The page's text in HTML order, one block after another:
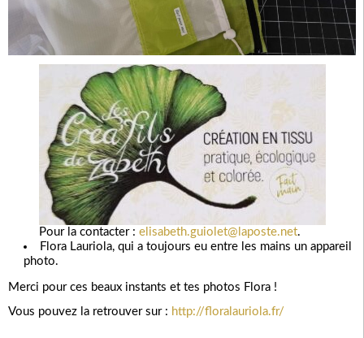
Pour la contacter : elisabeth.guiolet@laposte.net.
Flora Lauriola, qui a toujours eu entre les mains un appareil
photo.
Merci pour ces beaux instants et tes photos Flora !
Vous pouvez la retrouver sur : http://floralauriola.fr/